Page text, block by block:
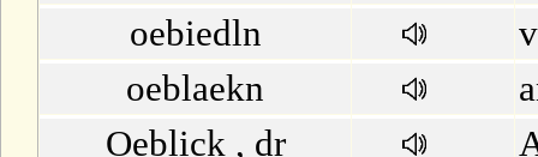
oebiedln
oeblaekn
Oeblick , dr